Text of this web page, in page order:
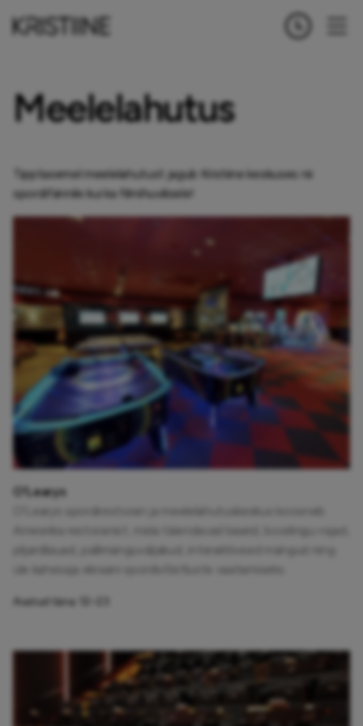
Meelelahutus
Tipptasemel meelelahutust jagub Kristiine keskuses nii
spordifännile kui ka filmihuvilisele!
O'Learys
Avatud täna: